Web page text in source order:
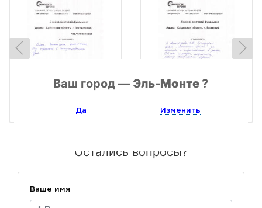
Остались вопросы?
Ваше имя
Ваш город — Эль-Монте ?
Да Изменить